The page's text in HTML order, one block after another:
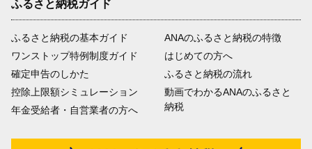
ふるさと納税ガイド
ふるさと納税の基本ガイド
ワンストップ特例制度ガイド
確定申告のしかた
控除上限額シミュレーション
年金受給者・自営業者の方へ
ANAのふるさと納税の特徴
はじめての方へ
ふるさと納税の流れ
動画でわかるANAのふるさと
納税